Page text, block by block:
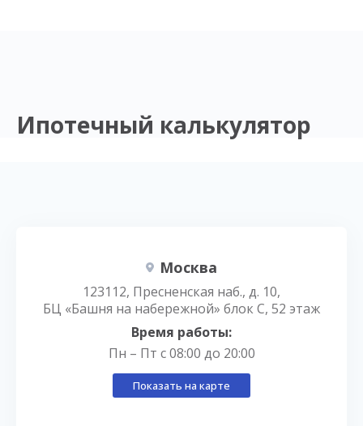
Ипотечный калькулятор
Москва
123112, Пресненская наб., д. 10,
БЦ «Башня на набережной» блок С, 52 этаж
Время работы:
Пн – Пт с 08:00 до 20:00
Показать на карте